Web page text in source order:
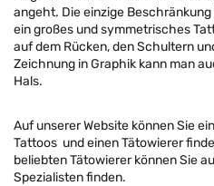
angeht. Die einzige
ein großes und symmetrisches
auf dem Rücken, den Schultern
Zeichnung in Graphik kann man
Hals.
Auf unserer Website können Sie
Tattoos und einen Tätowierer
beliebten Tätowierer können Sie
Spezialisten finden.